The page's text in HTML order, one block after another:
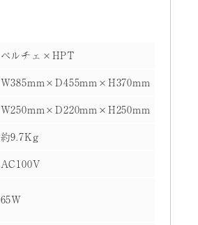
ペルチェ×HPT
W385mm×D455mm×H370mm
W250mm×D220mm×H250mm
約9.7Kg
AC100V
65W